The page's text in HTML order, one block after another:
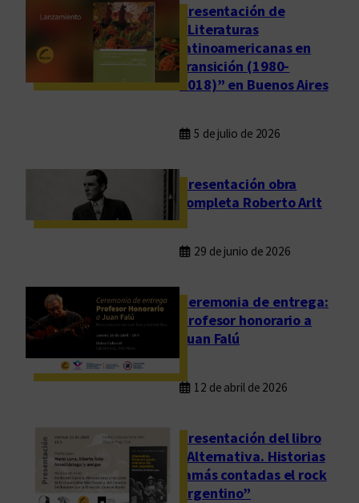
Presentación de
“Literaturas
latinoamericanas en
transición (1980-
2018)” en Buenos Aires
5 de julio de 2026
Presentación obra
completa Roberto Arlt
29 de junio de 2026
Ceremonia de entrega:
Profesor honorario a
Juan Falú
12 de abril de 2026
Presentación del libro
“Alternativa. Historias
jamás contadas el rock
argentino”